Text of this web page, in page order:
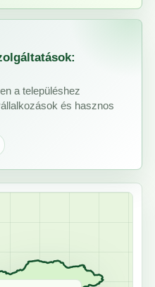
a településhez
és hasznos